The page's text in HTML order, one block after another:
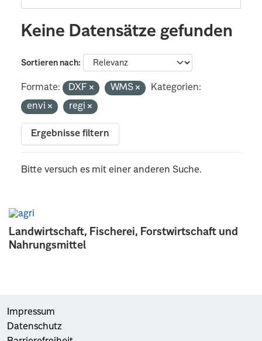
Landwirtschaft, Fischerei, Forstwirtschaft und
Nahrungsmittel
Keine Datensätze gefunden
Sortieren nach
Formate: DXF WMS
Kategorien:
envi
regi
Ergebnisse filtern
Bitte versuch es mit einer anderen Suche.
Impressum
Datenschutz